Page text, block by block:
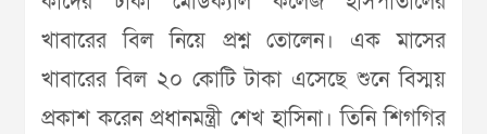
খাবারের বিল নিয়ে প্রশ্ন তোলেন। এক মাসের
খাবারের বিল ২০ কোটি টাকা এসেছে শুনে বিস্ময়
প্রকাশ করেন প্রধানমন্ত্রী শেখ হাসিনা। তিনি শিগগির